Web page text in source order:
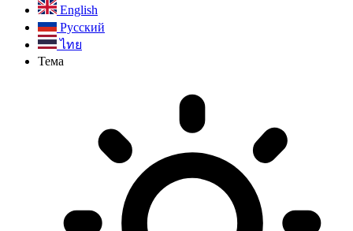
English
Русский
ไทย
Тема